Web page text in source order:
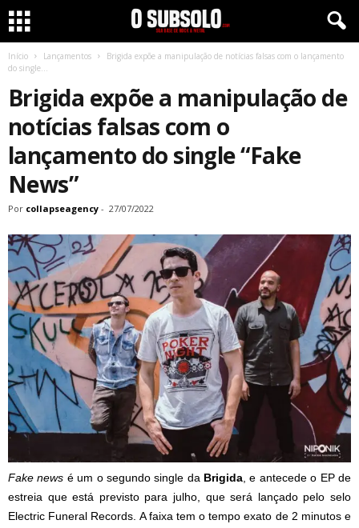
Início Lançamentos
Brigida expõe a manipulação de notícias falsas com o lançamento
do single...
Brigida expõe a manipulação de
notícias falsas com o
lançamento do single “Fake
News”
Por collapseagency - 27/07/2022
Fake news é um o segundo single da Brigida, e antecede o EP de
estreia que está previsto para julho, que será lançado pelo selo
Electric Funeral Records. A faixa tem o tempo exato de 2 minutos e